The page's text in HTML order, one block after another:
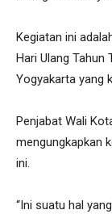
Kegiatan ini
Hari Ulang Tahun
Yogyakarta yang
Penjabat Wali
mengungkapkan
ini.
“Ini suatu hal